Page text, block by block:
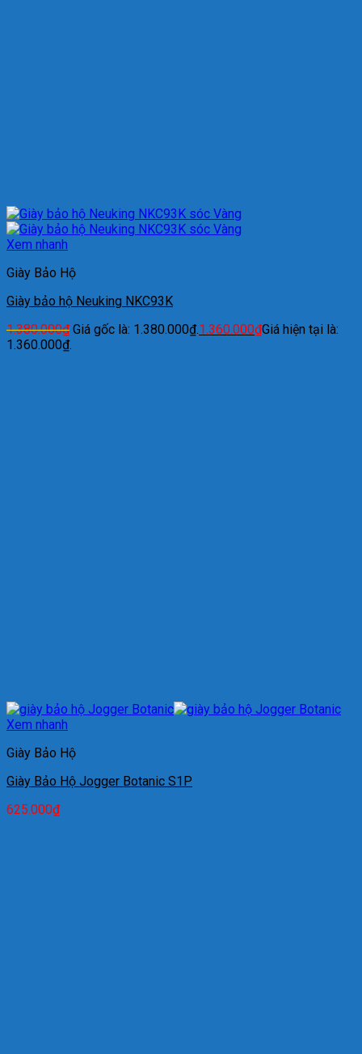
Xem nhanh
Giày Bảo Hộ
Giày bảo hộ Neuking NKC93K
1.380.000₫ Giá gốc là: 1.380.000₫.1.360.000₫Giá hiện tại là:
1.360.000₫.
Xem nhanh
Giày Bảo Hộ
Giày Bảo Hộ Jogger Botanic S1P
625.000₫